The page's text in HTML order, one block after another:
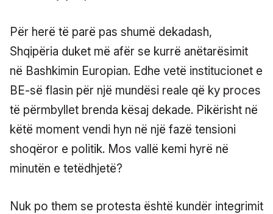
Për herë të parë pas shumë dekadash,
Shqipëria duket më afër se kurrë anëtarësimit
në Bashkimin Europian. Edhe vetë institucionet e
BE-së flasin për një mundësi reale që ky proces
të përmbyllet brenda kësaj dekade. Pikërisht në
këtë moment vendi hyn në një fazë tensioni
shoqëror e politik. Mos vallë kemi hyrë në
minutën e tetëdhjetë?
Nuk po them se protesta është kundër integrimit